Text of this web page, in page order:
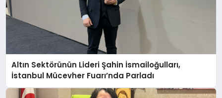
Altın Sektörünün Lideri Şahin İsmailoğulları,
İstanbul Mücevher Fuarı’nda Parladı ￼